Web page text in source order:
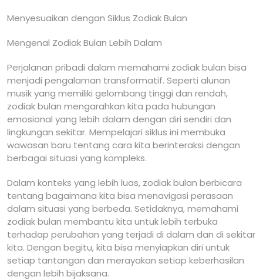
Menyesuaikan dengan Siklus Zodiak Bulan
Mengenal Zodiak Bulan Lebih Dalam
Perjalanan pribadi dalam memahami zodiak bulan bisa
menjadi pengalaman transformatif. Seperti alunan
musik yang memiliki gelombang tinggi dan rendah,
zodiak bulan mengarahkan kita pada hubungan
emosional yang lebih dalam dengan diri sendiri dan
lingkungan sekitar. Mempelajari siklus ini membuka
wawasan baru tentang cara kita berinteraksi dengan
berbagai situasi yang kompleks.
Dalam konteks yang lebih luas, zodiak bulan berbicara
tentang bagaimana kita bisa menavigasi perasaan
dalam situasi yang berbeda. Setidaknya, memahami
zodiak bulan membantu kita untuk lebih terbuka
terhadap perubahan yang terjadi di dalam dan di sekitar
kita. Dengan begitu, kita bisa menyiapkan diri untuk
setiap tantangan dan merayakan setiap keberhasilan
dengan lebih bijaksana.